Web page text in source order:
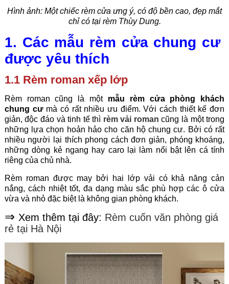
Hình ảnh: Một chiếc rèm cửa ưng ý, có độ bền cao, đẹp mắt
chỉ có tại rèm Thùy Dung.
1. Các mẫu rèm cửa chung cư
được yêu thích
1.1 Rèm roman xếp lớp
Rèm roman cũng là một mẫu rèm cửa phòng khách
chung cưmà có rất nhiều ưu điểm. Với cách thiết kế đơn
giản, độc đáo và tinh tế thì rèm vải roman cũng là một trong
những lựa chọn hoản hảo cho căn hộ chung cư. Bởi có rất
nhiều người lại thích phong cách đơn giản, phóng khoáng,
những dòng kẻ ngang hay caro lại làm nổi bật lên cá tính
riêng của chủ nhà.
Rèm roman được may bởi hai lớp vải có khả năng cản
nắng, cách nhiệt tốt, đa dạng màu sắc phù hợp các ô cửa
vừa và nhỏ đặc biệt là không gian phòng khách.
⇒ Xem thêm tại đây: Rèm cuốn văn phòng giá
rẻ tại Hà Nội